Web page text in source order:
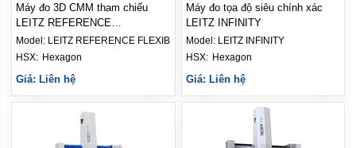
Máy đo 3D CMM tham chiếu
LEITZ REFERENCE
FLEXIBILITY
Model: LEITZ REFERENCE FLEXIBILITY
Hexagon
Giá: Liên hệ
Máy đo tọa độ siêu chính xác
LEITZ INFINITY
Model: LEITZ INFINITY
HSX: Hexagon
Giá: Liên hệ